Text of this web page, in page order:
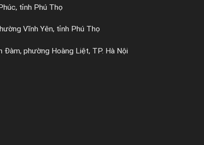
tỉnh Phú Thọ
Vĩnh Yên, tỉnh Phú Thọ
Đàm, phường Hoàng Liệt, TP. Hà Nội